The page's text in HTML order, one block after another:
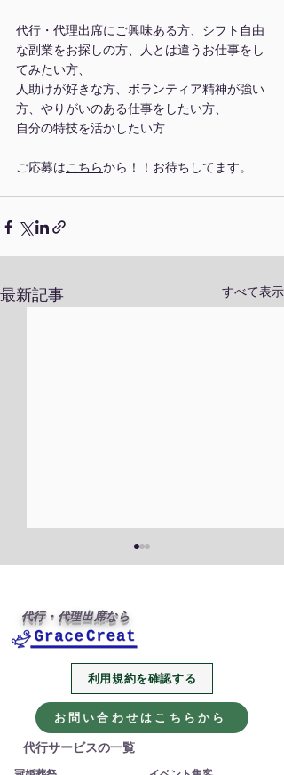
代行・代理出席にご興味ある方、シフト自由
な副業をお探しの方、人とは違うお仕事をし
てみたい方、
人助けが好きな方、ボランティア精神が強い
方、やりがいのある仕事をしたい方、
自分の特技を活かしたい方
ご応募はこちらから！！お待ちしてます。
最新記事 すべて表示
2026年、今年も代行・代
理出席サービスをよろし
くお願いします
代行・代理出席なら
利用規約を確認する
お問い合わせはこちらから
代行サービスの一覧